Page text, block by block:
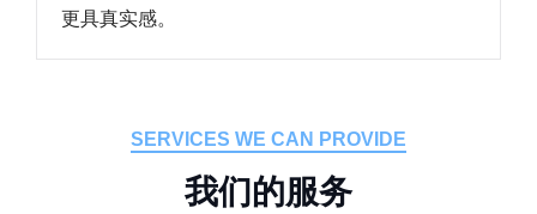
更具真实感。
SERVICES WE CAN PROVIDE
我们的服务